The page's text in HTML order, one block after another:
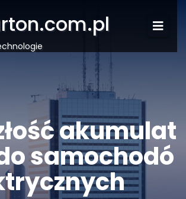
akumulat
samochodó